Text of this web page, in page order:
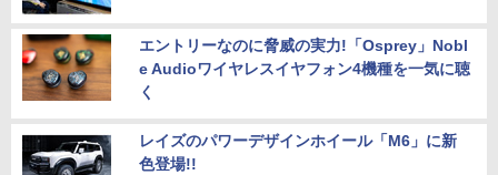
エントリーなのに脅威の実力!「Osprey」Nobl
e Audioワイヤレスイヤフォン4機種を一気に聴
く
レイズのパワーデザインホイール「M6」に新
色登場!!